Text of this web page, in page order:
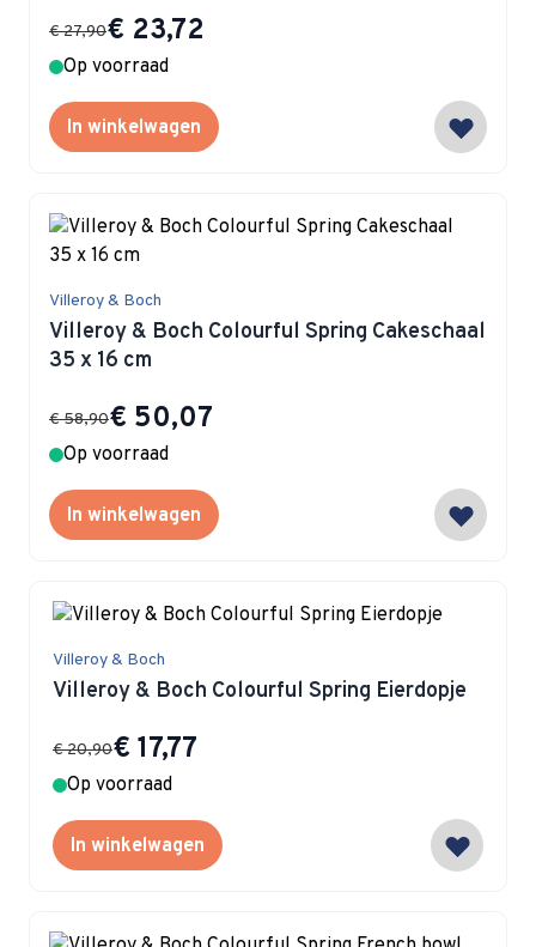
Special Price
€ 23,72
€ 27,90
Op voorraad
In winkelwagen
Villeroy & Boch
Villeroy & Boch Colourful Spring Cakeschaal
35 x 16 cm
Special Price
€ 50,07
€ 58,90
Op voorraad
In winkelwagen
Villeroy & Boch
Villeroy & Boch Colourful Spring Eierdopje
Special Price
€ 17,77
€ 20,90
Op voorraad
In winkelwagen